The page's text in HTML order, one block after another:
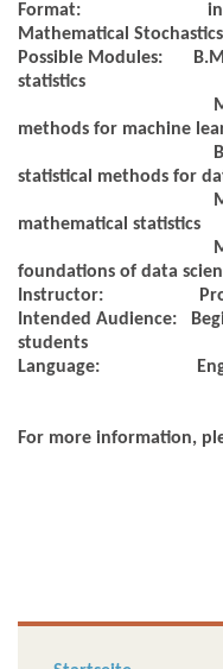
Format:
Mathematical
Possible Modules:
statistics
methods for machine
statistical methods for
mathematical statistics
foundations of data
Instructor:
Intended Audience:
students
Language:
For more information,